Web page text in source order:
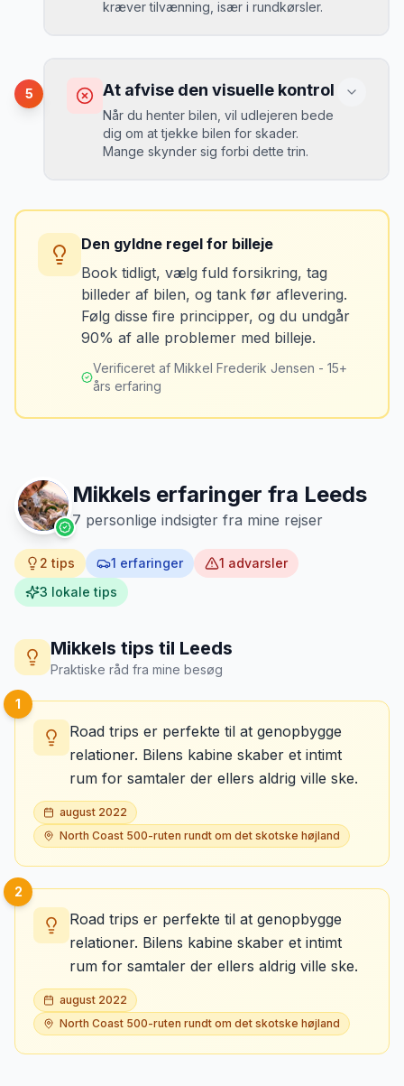
booket med fuld forsikring.
Løsning
kræver tilvænning, især i rundkørsler.
Risiko for uheld, især ved overhaling og i
rundkørsler.
Løsning
MJ
Mikkels erfaring Marts 2024
“De første timer med venstrekørsel er
altid svære. Mit tip: Læg noget i højre
køreretningen.”
5 At afvise den visuelle kontrol
Når du henter bilen, vil udlejeren bede
dig om at tjekke bilen for skader.
Mange skynder sig forbi dette trin.
var der før du fik bilen.
Tag billeder af ALLE ridser, buler og
skader - selv de mindste. Tag også
billeder af kilometerstanden og
brændstofmåleren.
vinkler ved afhentning. Det har reddet
mig fra falske skadeskrav to gange.”
Den gyldne regel for billeje
Book tidligt, vælg fuld forsikring, tag
billeder af bilen, og tank før aflevering.
Følg disse fire principper, og du undgår
90% af alle problemer med billeje.
Verificeret af Mikkel Frederik Jensen - 15+
års erfaring
Mikkels erfaringer fra Leeds
7 personlige indsigter fra mine rejser
2 tips 1 erfaringer 1 advarsler
3 lokale tips
Mikkels tips til Leeds
Praktiske råd fra mine besøg
1
Road trips er perfekte til at genopbygge
relationer. Bilens kabine skaber et intimt
rum for samtaler der ellers aldrig ville ske.
august 2022
North Coast 500-ruten rundt om det skotske højland
2
Road trips er perfekte til at genopbygge
relationer. Bilens kabine skaber et intimt
rum for samtaler der ellers aldrig ville ske.
august 2022
North Coast 500-ruten rundt om det skotske højland